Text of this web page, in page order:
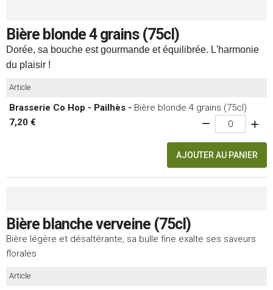
Bière blonde 4 grains (75cl)
Dorée, sa bouche est gourmande et équilibrée. L'harmonie
du plaisir !
Article
Brasserie Co Hop - Pailhès - Bière blonde 4 grains (75cl)
7,20 €
AJOUTER AU PANIER
Bière blanche verveine (75cl)
Bière légère et désaltérante, sa bulle fine exalte ses saveurs
florales
Article